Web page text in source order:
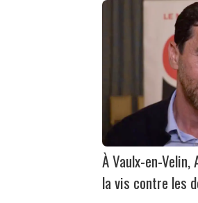
À Vaulx-en-Velin,
la vis contre les